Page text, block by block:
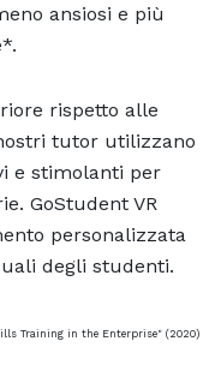
ansiosi e più
rispetto alle
tutor utilizzano
e stimolanti per
GoStudent VR
personalizzata
degli studenti.
Training in the Enterprise" (2020)